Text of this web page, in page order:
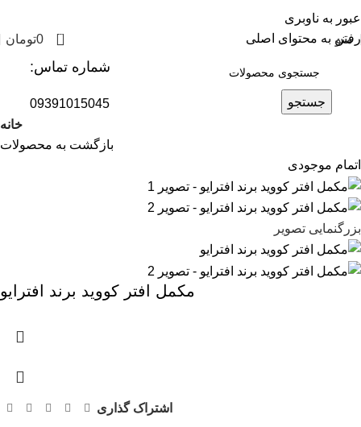
عبور به ناوبری
رفتن به محتوای اصلی
منو 0
0تومان
جستجو
شماره تماس:
09391015045
خانه
بازگشت به محصولات
اتمام موجودی
بزرگنمایی تصویر
مکمل افتر کووید برند افترایو
اشتراک گذاری